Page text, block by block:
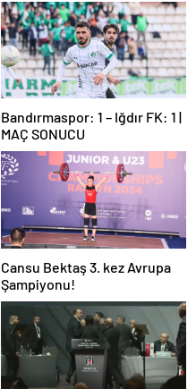
Bandırmaspor: 1 – Iğdır FK: 1 |
MAÇ SONUCU
Cansu Bektaş 3. kez Avrupa
Şampiyonu!